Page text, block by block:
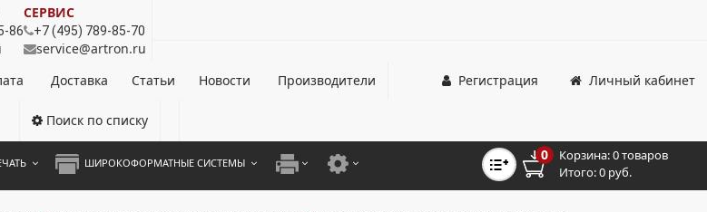
86
СЕРВИС
+7 (495) 789-85-70
service@artron.ru
Доставка Статьи Новости Производители Личный кабинет
Регистрация
Поиск по списку
ШИРОКОФОРМАТНЫЕ СИСТЕМЫ 0 Корзина:0 товаров
Итого:0 руб.